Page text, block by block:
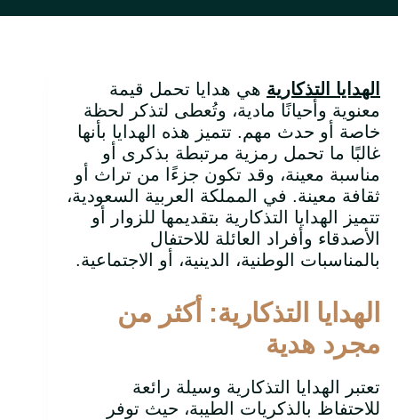
الهدايا التذكارية هي هدايا تحمل قيمة
معنوية وأحيانًا مادية، وتُعطى لتذكر لحظة
خاصة أو حدث مهم. تتميز هذه الهدايا بأنها
غالبًا ما تحمل رمزية مرتبطة بذكرى أو
مناسبة معينة، وقد تكون جزءًا من تراث أو
ثقافة معينة. في المملكة العربية السعودية،
تتميز الهدايا التذكارية بتقديمها للزوار أو
الأصدقاء وأفراد العائلة للاحتفال
بالمناسبات الوطنية، الدينية، أو الاجتماعية.
الهدايا التذكارية: أكثر من
مجرد هدية
تعتبر الهدايا التذكارية وسيلة رائعة
للاحتفاظ بالذكريات الطيبة، حيث توفر